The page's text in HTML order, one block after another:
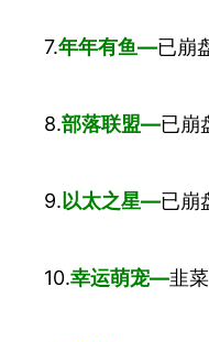
7.年年有鱼—已崩
8.部落联盟—已崩
9.以太之星—已崩
10.幸运萌宠—韭